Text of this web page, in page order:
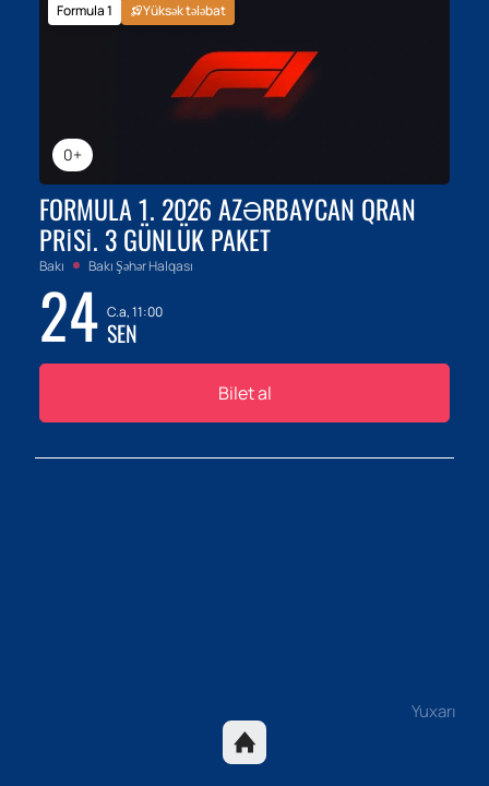
0+
Formula 1 Yüksək tələbat
FORMULA 1. 2026 AZƏRBAYCAN QRAN
PRISI. 3 GÜNLÜK PAKET
Bakı Bakı Şəhər Halqası
24 C.a, 11:00
SEN
Bilet al
Yuxarı